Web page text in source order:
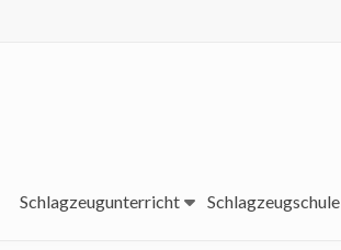
Schlagzeugunterricht Schlagzeugschule